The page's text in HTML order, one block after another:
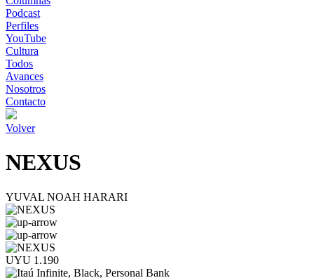
Podcast
Perfiles
YouTube
Cultura
Todos
Avances
Nosotros
Contacto
Volver
NEXUS
YUVAL NOAH HARARI
UYU 1.190